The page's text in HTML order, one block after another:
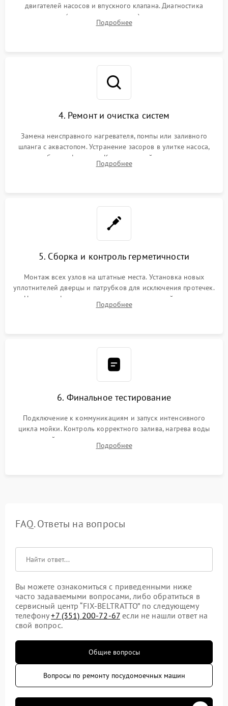
двигателей насосов и впускного клапана. Диагностика
прессостата (датчика уровня воды), датчика мутности,
концевика дверцы и электронного модуля управления.
Подробнее
4. Ремонт и очистка систем
Замена неисправного нагревателя, помпы или заливного
шланга с аквастопом. Устранение засоров в улитке насоса,
патрубках и фильтрах. Компонентный ремонт платы
управления, восстановление поврежденной проводки.
Подробнее
5. Сборка и контроль герметичности
Монтаж всех узлов на штатные места. Установка новых
уплотнителей дверцы и патрубков для исключения протечек.
Надежная фиксация хомутов гидравлической системы,
сборка корпуса и установка датчика поплавка.
Подробнее
6. Финальное тестирование
Подключение к коммуникациям и запуск интенсивного
цикла мойки. Контроль корректного залива, нагрева воды
до нужной температуры, отсутствия посторонних шумов,
штатного слива и абсолютной сухости в поддоне.
Подробнее
FAQ. Ответы на вопросы
Вы можете ознакомиться с приведенными ниже
часто задаваемыми вопросами, либо обратиться в
сервисный центр “FIX-BELTRATTO” по следующему
телефону+7 (351) 200-72-67 если не нашли ответ на
свой вопрос.
Общие вопросы
Вопросы по ремонту посудомоечных машин